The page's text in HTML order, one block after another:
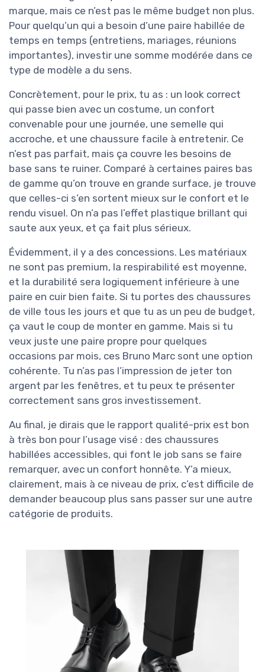
marque, mais ce n’est pas le même budget non plus.
Pour quelqu’un qui a besoin d’une paire habillée de
temps en temps (entretiens, mariages, réunions
importantes), investir une somme modérée dans ce
type de modèle a du sens.
Concrètement, pour le prix, tu as : un look correct
qui passe bien avec un costume, un confort
convenable pour une journée, une semelle qui
accroche, et une chaussure facile à entretenir. Ce
n’est pas parfait, mais ça couvre les besoins de
base sans te ruiner. Comparé à certaines paires bas
de gamme qu’on trouve en grande surface, je trouve
que celles-ci s’en sortent mieux sur le confort et le
rendu visuel. On n’a pas l’effet plastique brillant qui
saute aux yeux, et ça fait plus sérieux.
Évidemment, il y a des concessions. Les matériaux
ne sont pas premium, la respirabilité est moyenne,
et la durabilité sera logiquement inférieure à une
paire en cuir bien faite. Si tu portes des chaussures
de ville tous les jours et que tu as un peu de budget,
ça vaut le coup de monter en gamme. Mais si tu
veux juste une paire propre pour quelques
occasions par mois, ces Bruno Marc sont une option
cohérente. Tu n’as pas l’impression de jeter ton
argent par les fenêtres, et tu peux te présenter
correctement sans gros investissement.
Au final, je dirais que le rapport qualité-prix est bon
à très bon pour l’usage visé : des chaussures
habillées accessibles, qui font le job sans se faire
remarquer, avec un confort honnête. Y’a mieux,
clairement, mais à ce niveau de prix, c’est difficile de
demander beaucoup plus sans passer sur une autre
catégorie de produits.